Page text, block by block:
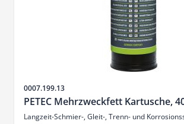
Artikelnr.
0007.199.13
PETEC Mehrzweckfett Kartusche,
Langzeit-Schmier-, Gleit-, Trenn- und